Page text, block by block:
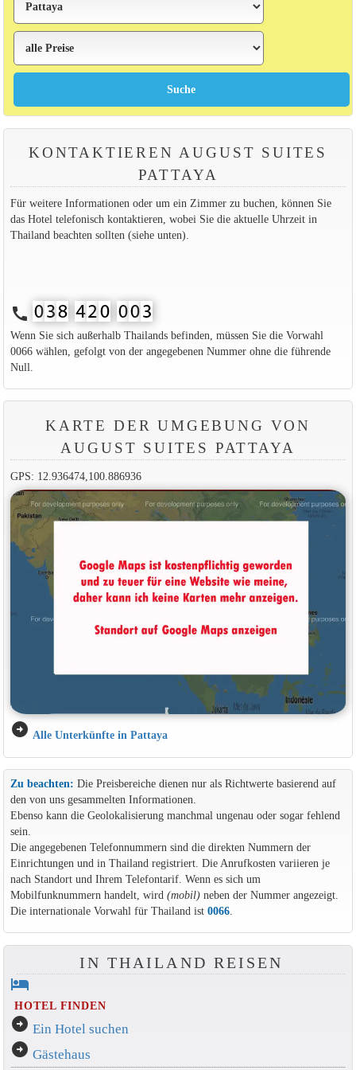
KONTAKTIEREN AUGUST SUITES
PATTAYA
Für weitere Informationen oder um ein Zimmer zu buchen, können Sie
das Hotel telefonisch kontaktieren, wobei Sie die aktuelle Uhrzeit in
Thailand beachten sollten (siehe unten).
call
Wenn Sie sich außerhalb Thailands befinden, müssen Sie die Vorwahl
0066 wählen, gefolgt von der angegebenen Nummer ohne die führende
Null.
KARTE DER UMGEBUNG VON
AUGUST SUITES PATTAYA
GPS: 12.936474,100.886936
arrow_circle_right Alle Unterkünfte in Pattaya
Zu beachten: Die Preisbereiche dienen nur als Richtwerte basierend auf
den von uns gesammelten Informationen.
Ebenso kann die Geolokalisierung manchmal ungenau oder sogar fehlend
sein.
Die angegebenen Telefonnummern sind die direkten Nummern der
Einrichtungen und in Thailand registriert. Die Anrufkosten variieren je
nach Standort und Ihrem Telefontarif. Wenn es sich um
Mobilfunknummern handelt, wird (mobil)neben der Nummer angezeigt.
Die internationale Vorwahl für Thailand ist 0066.
IN THAILAND REISEN
hotel
HOTEL FINDEN
arrow_circle_right Ein Hotel suchen
arrow_circle_right Gästehaus